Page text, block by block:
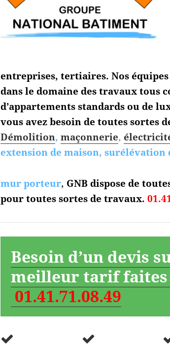
entreprises, tertiaires. Nos
dans le domaine des travaux tous
d’appartements standards ou de
vous avez besoin de toutes sortes
Démolition,maçonnerie,
extension de maison, surélévation
mur porteur, GNB dispose de
pour toutes sortes de travaux.
Besoin d’un devis
meilleur tarif faites
01.41.71.08.49